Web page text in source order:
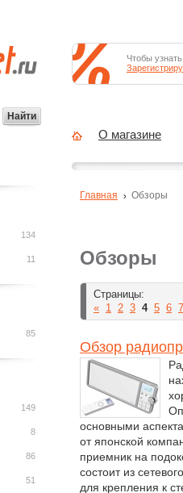
Обзоры
Страницы:
« 1 2 3 4 5 6 7
Обзор
основными
от японской
приемник на
состоит из
для крепления к
Главная Обзоры
134
11
85
149
8
86
51
Найти
Чтобы
О магазине